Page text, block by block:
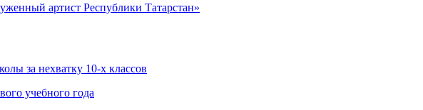
артист Республики Татарстан»
за нехватку 10-х классов
учебного года